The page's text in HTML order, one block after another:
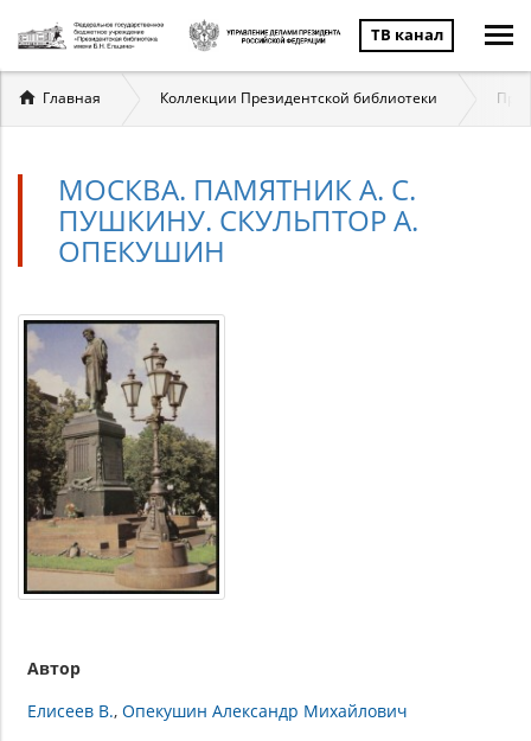
ТВ канал
Вы
здесь
Главная Коллекции Президентской библиотеки
МОСКВА. ПАМЯТНИК А. С.
ПУШКИНУ. СКУЛЬПТОР А.
ОПЕКУШИН
Автор
Елисеев В. Опекушин Александр Михайлович